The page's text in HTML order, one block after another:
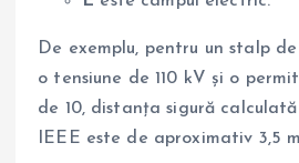
De exemplu, pentru un stalp
o tensiune de 110 kV și o
de 10, distanța sigură
IEEE este de aproximativ 3,5